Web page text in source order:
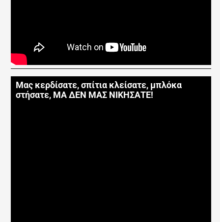
Μας κερδίσατε, σπίτια κλείσατε, μπλόκα
στήσατε, ΜΑ ΔΕΝ ΜΑΣ ΝΙΚΗΣΑΤΕ!